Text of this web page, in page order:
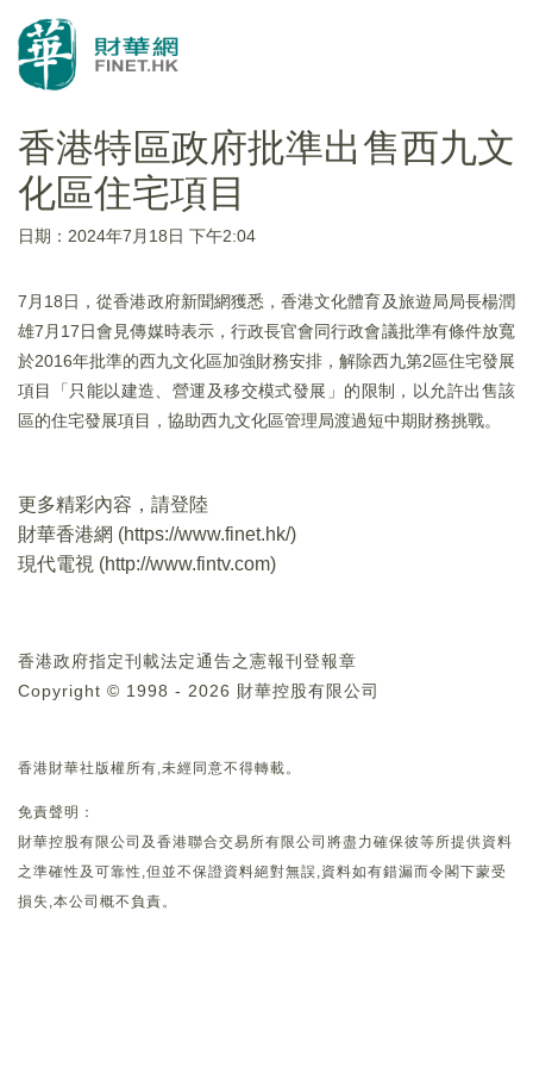
香港特區政府批準出售西九文
化區住宅項目
日期：2024年7月18日 下午2:04
7月18日，從香港政府新聞網獲悉，香港文化體育及旅遊局局長楊潤
雄7月17日會見傳媒時表示，行政長官會同行政會議批準有條件放寬
於2016年批準的西九文化區加強財務安排，解除西九第2區住宅發展
項目「只能以建造、營運及移交模式發展」的限制，以允許出售該
區的住宅發展項目，協助西九文化區管理局渡過短中期財務挑戰。
更多精彩內容，請登陸
財華香港網 (https://www.finet.hk/)
現代電視 (http://www.fintv.com)
香港政府指定刊載法定通告之憲報刊登報章
Copyright © 1998 - 2026 財華控股有限公司
香港財華社版權所有,未經同意不得轉載。
免責聲明：
財華控股有限公司及香港聯合交易所有限公司將盡力確保彼等所提供資料
之準確性及可靠性,但並不保證資料絕對無誤,資料如有錯漏而令閣下蒙受
損失,本公司概不負責。